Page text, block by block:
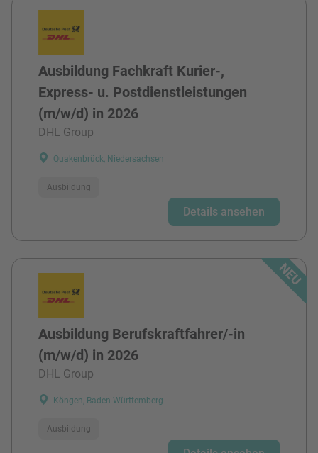
Ausbildung Fachkraft Kurier-,
Express- u. Postdienstleistungen
(m/w/d) in 2026
DHL Group
Quakenbrück, Niedersachsen
Ausbildung
Details ansehen
Ausbildung Berufskraftfahrer/-in
(m/w/d) in 2026
DHL Group
Köngen, Baden-Württemberg
Ausbildung